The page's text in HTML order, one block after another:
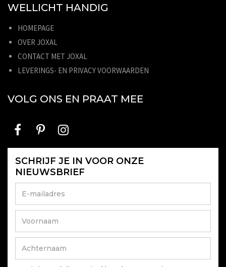
WELLICHT HANDIG
HOMEPAGE
OVER JOXAL
CONTACT MET JOXAL
LEVERINGS- EN PRIVACY VOORWAARDEN
VOLG ONS EN PRAAT MEE
SCHRIJF JE IN VOOR ONZE
NIEUWSBRIEF